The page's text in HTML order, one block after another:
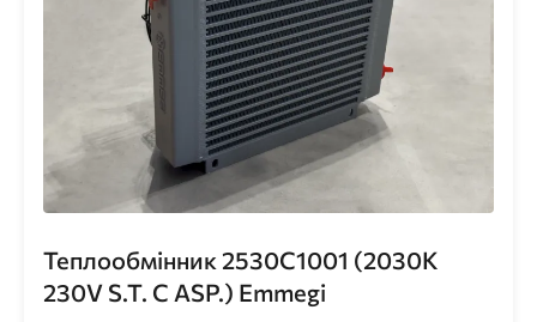
Теплообмінник 2530C1001 (2030K
230V S.T. C ASP.) Emmegi